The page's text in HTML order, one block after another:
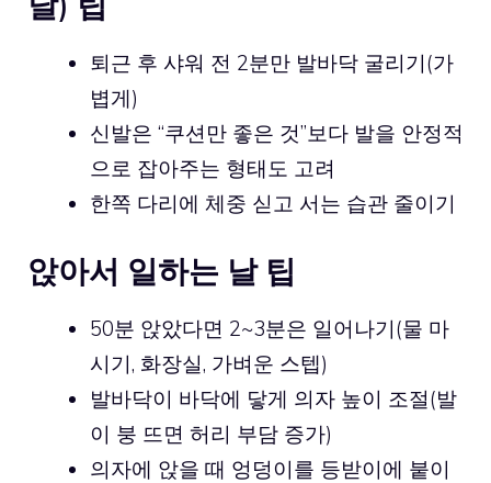
퇴근 후 샤워 전 2분만 발바닥 굴리기(가
볍게)
신발은 “쿠션만 좋은 것”보다 발을 안정적
으로 잡아주는 형태도 고려
한쪽 다리에 체중 싣고 서는 습관 줄이기
앉아서 일하는 날 팁
50분 앉았다면 2~3분은 일어나기(물 마
시기, 화장실, 가벼운 스텝)
발바닥이 바닥에 닿게 의자 높이 조절(발
이 붕 뜨면 허리 부담 증가)
의자에 앉을 때 엉덩이를 등받이에 붙이